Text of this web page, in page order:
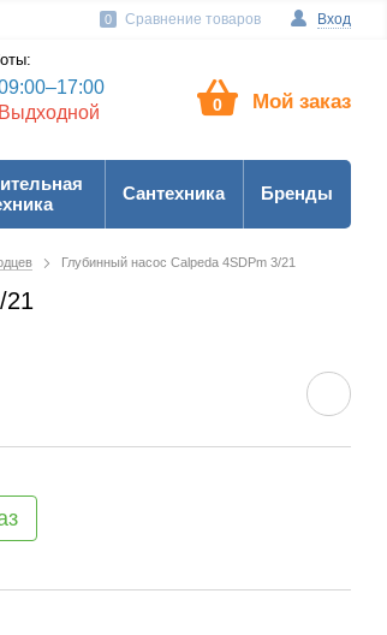
Вход
0 Сравнение товаров
Выдходной 0 Мой заказ
Сантехника Бренды
Глубинный насос Calpeda 4SDPm 3/21
21